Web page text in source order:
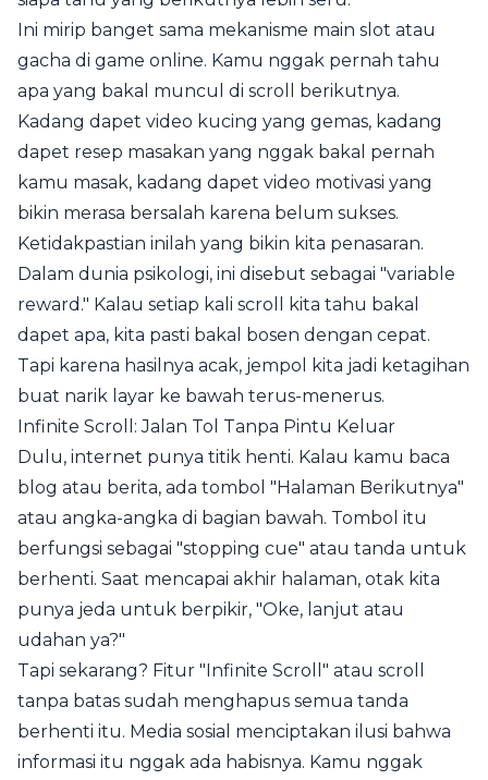
Ini mirip banget sama mekanisme main slot atau
gacha di game online. Kamu nggak pernah tahu
apa yang bakal muncul di scroll berikutnya.
Kadang dapet video kucing yang gemas, kadang
dapet resep masakan yang nggak bakal pernah
kamu masak, kadang dapet video motivasi yang
bikin merasa bersalah karena belum sukses.
Ketidakpastian inilah yang bikin kita penasaran.
Dalam dunia psikologi, ini disebut sebagai "variable
reward." Kalau setiap kali scroll kita tahu bakal
dapet apa, kita pasti bakal bosen dengan cepat.
Tapi karena hasilnya acak, jempol kita jadi ketagihan
buat narik layar ke bawah terus-menerus.
Infinite Scroll: Jalan Tol Tanpa Pintu Keluar
Dulu, internet punya titik henti. Kalau kamu baca
blog atau berita, ada tombol "Halaman Berikutnya"
atau angka-angka di bagian bawah. Tombol itu
berfungsi sebagai "stopping cue" atau tanda untuk
berhenti. Saat mencapai akhir halaman, otak kita
punya jeda untuk berpikir, "Oke, lanjut atau
udahan ya?"
Tapi sekarang? Fitur "Infinite Scroll" atau scroll
tanpa batas sudah menghapus semua tanda
berhenti itu. Media sosial menciptakan ilusi bahwa
informasi itu nggak ada habisnya. Kamu nggak